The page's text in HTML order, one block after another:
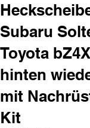
Subaru
Toyota
hinten
mit
Kit